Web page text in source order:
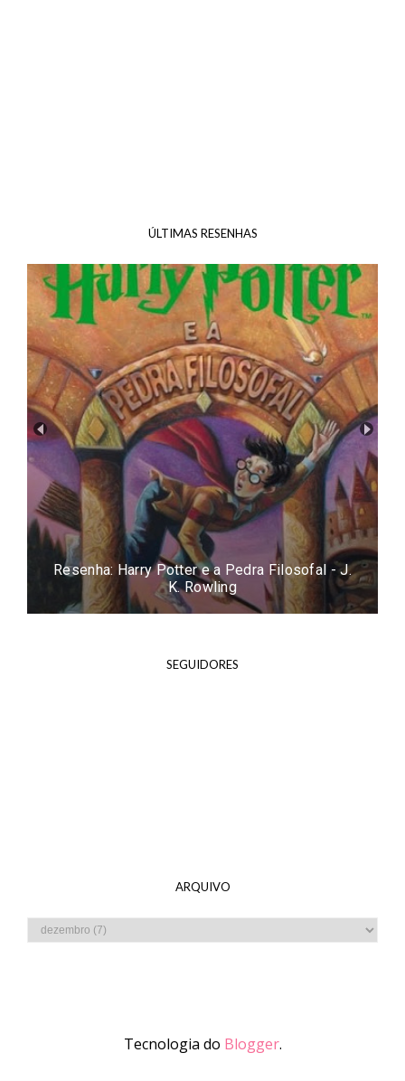
ÚLTIMAS RESENHAS
Resenha: Harry Potter e a Pedra Filosofal - J.
K. Rowling
SEGUIDORES
ARQUIVO
Tecnologia do Blogger.